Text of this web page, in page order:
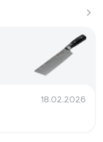
18.02.2026